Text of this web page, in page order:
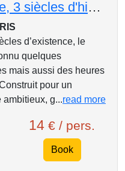
L'Elysée, 3 siècles d'histoire : conférence avec projection
d’existence, le
quelques
mais aussi des heures
pour un
ambitieux, g...read more
14 € / pers.
Book